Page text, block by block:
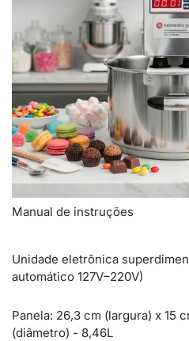
Manual de instruções
Unidade eletrônica
automático 127V–220V)
Panela: 26,3 cm (largura) x 15
(diâmetro) - 8,46L